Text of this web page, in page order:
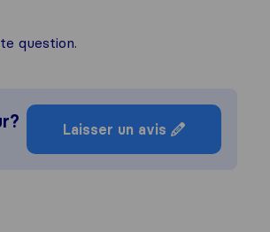
question.
Laisser un avis